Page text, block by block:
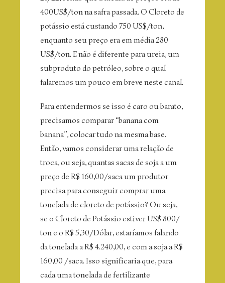
400US$/ton na safra passada. O Cloreto de
potássio está custando 750 US$/ton,
enquanto seu preço era em média 280
US$/ton. E não é diferente para ureia, um
subproduto do petróleo, sobre o qual
falaremos um pouco em breve neste canal.
Para entendermos se isso é caro ou barato,
precisamos comparar “banana com
banana”, colocar tudo na mesma base.
Então, vamos considerar uma relação de
troca, ou seja, quantas sacas de soja a um
preço de R$ 160,00/saca um produtor
precisa para conseguir comprar uma
tonelada de cloreto de potássio? Ou seja,
se o Cloreto de Potássio estiver US$ 800/
ton e o R$ 5,30/Dólar, estaríamos falando
da tonelada a R$ 4.240,00, e com a soja a R$
160,00 /saca. Isso significaria que, para
cada uma tonelada de fertilizante